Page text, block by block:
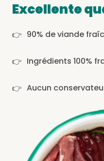
Excellente
90% de viande
Ingrédients 100%
Aucun